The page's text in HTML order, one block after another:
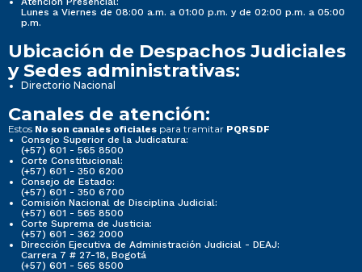
Lunes a Viernes de 08:00 a.m. a 01:00 p.m. y de 02:00 p.m. a 05:00
p.m.
Ubicación de Despachos Judiciales
y Sedes administrativas:
Directorio Nacional
Canales de atención:
Estos No son canales oficiales para tramitar PQRSDF
Consejo Superior de la Judicatura:
(+57) 601 - 565 8500
Corte Constitucional:
(+57) 601 - 350 6200
Consejo de Estado:
(+57) 601 - 350 6700
Comisión Nacional de Disciplina Judicial:
(+57) 601 - 565 8500
Corte Suprema de Justicia:
(+57) 601 - 362 2000
Dirección Ejecutiva de Administración Judicial - DEAJ:
Carrera 7 # 27-18, Bogotá
(+57) 601 - 565 8500